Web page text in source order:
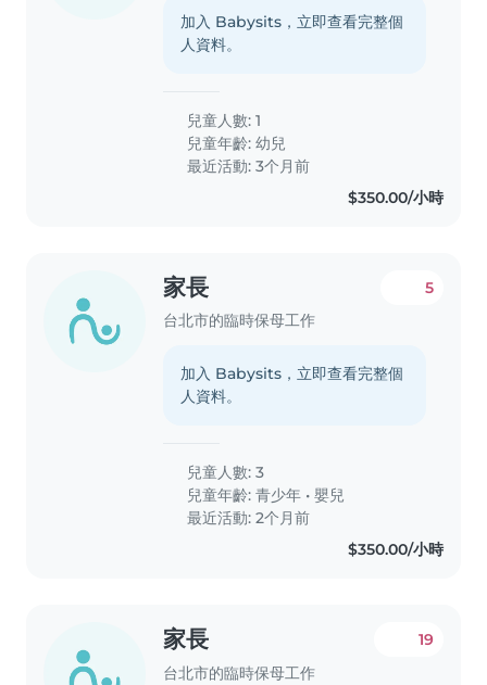
加入 Babysits，立即查看完整個
人資料。
兒童人數: 1
兒童年齡:幼兒
最近活動: 3个月前
$350.00/小時
家長
台北市的臨時保母工作
5
加入 Babysits，立即查看完整個
人資料。
兒童人數: 3
兒童年齡:青少年 •嬰兒
最近活動: 2个月前
$350.00/小時
家長
台北市的臨時保母工作
19